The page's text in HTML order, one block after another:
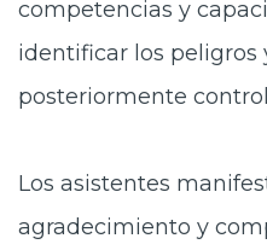
competencias y
identificar los peligros
posteriormente
Los asistentes
agradecimiento y